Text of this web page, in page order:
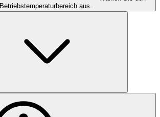
Betriebstemperaturbereich aus.